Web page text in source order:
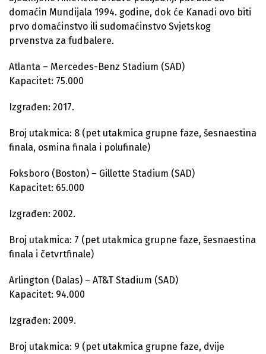
domaćin Mundijala 1994. godine, dok će Kanadi ovo biti
prvo domaćinstvo ili sudomaćinstvo Svjetskog
prvenstva za fudbalere.
Atlanta – Mercedes-Benz Stadium (SAD)
Kapacitet: 75.000
Izgrađen: 2017.
Broj utakmica: 8 (pet utakmica grupne faze, šesnaestina
finala, osmina finala i polufinale)
Foksboro (Boston) – Gillette Stadium (SAD)
Kapacitet: 65.000
Izgrađen: 2002.
Broj utakmica: 7 (pet utakmica grupne faze, šesnaestina
finala i četvrtfinale)
Arlington (Dalas) – AT&T Stadium (SAD)
Kapacitet: 94.000
Izgrađen: 2009.
Broj utakmica: 9 (pet utakmica grupne faze, dvije